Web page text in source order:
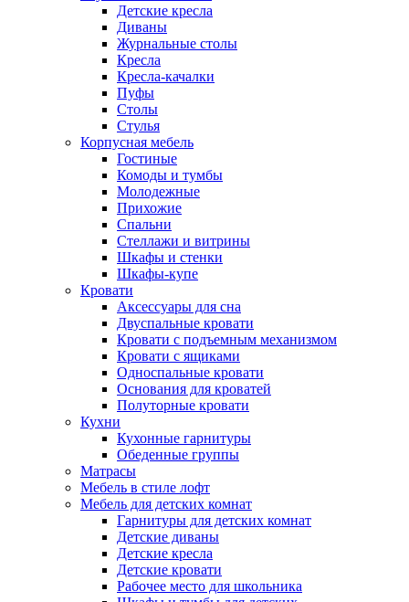
Детские кресла
Диваны
Журнальные столы
Кресла
Кресла-качалки
Пуфы
Столы
Стулья
Корпусная мебель
Гостиные
Комоды и тумбы
Молодежные
Прихожие
Спальни
Стеллажи и витрины
Шкафы и стенки
Шкафы-купе
Кровати
Аксессуары для сна
Двуспальные кровати
Кровати с подъемным механизмом
Кровати с ящиками
Односпальные кровати
Основания для кроватей
Полуторные кровати
Кухни
Кухонные гарнитуры
Обеденные группы
Матрасы
Мебель в стиле лофт
Мебель для детских комнат
Гарнитуры для детских комнат
Детские диваны
Детские кресла
Детские кровати
Рабочее место для школьника